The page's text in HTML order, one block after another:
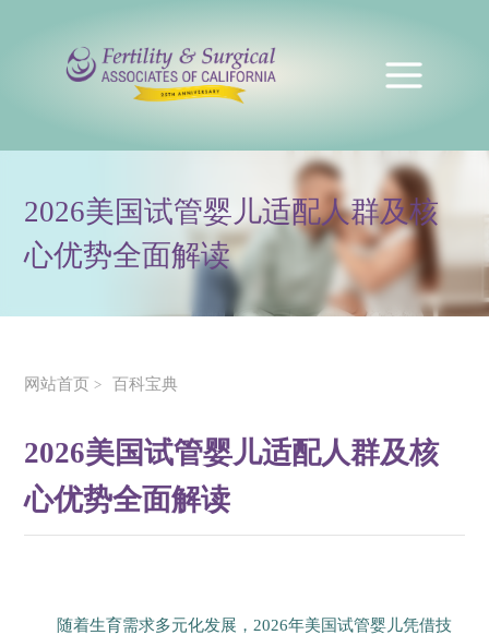
2026美国试管婴儿适配人群及核
心优势全面解读
网站首页 > 百科宝典
2026美国试管婴儿适配人群及核
心优势全面解读
随着生育需求多元化发展，2026年美国试管婴儿凭借技